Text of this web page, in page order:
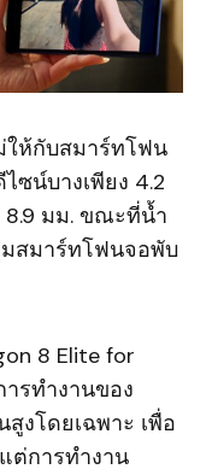
ให้กับสมาร์ทโฟน
ซน์บางเพียง 4.2
8.9 มม. ขณะที่น้ำ
สมาร์ทโฟนจอพับ
8 Elite for
รทำงานของ
งโดยเฉพาะ เพื่อ
ต่การทำงาน